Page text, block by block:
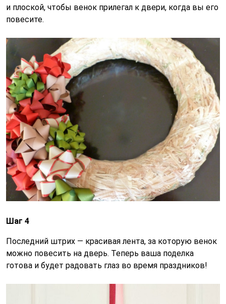
и плоской, чтобы венок прилегал к двери, когда вы его
повесите.
Шаг 4
Последний штрих — красивая лента, за которую венок
можно повесить на дверь. Теперь ваша поделка
готова и будет радовать глаз во время праздников!